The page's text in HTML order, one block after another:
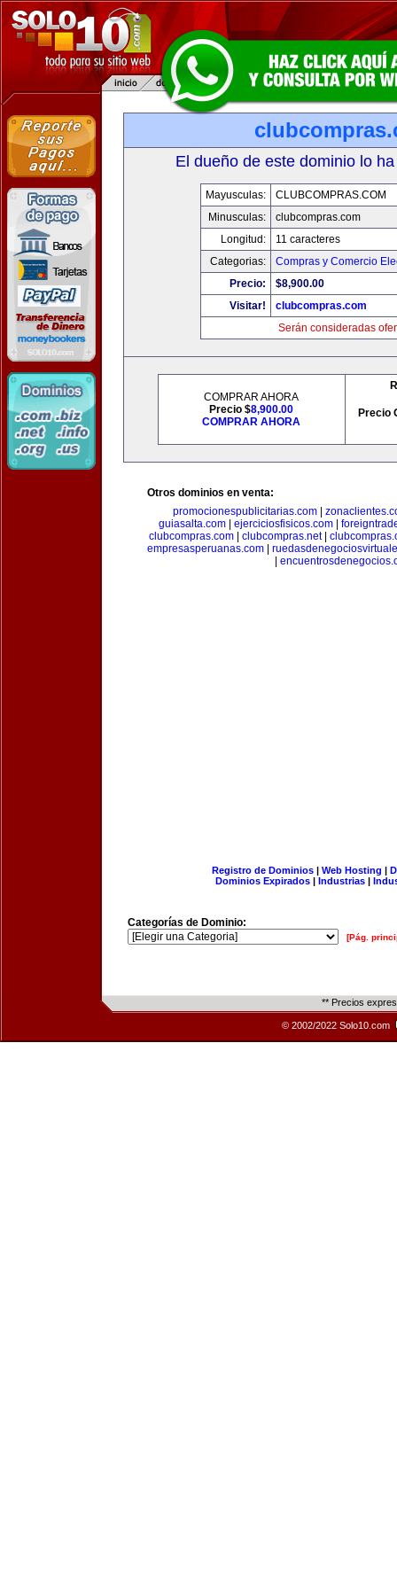
El dueño de este dominio lo
Mayusculas:
CLUBCOMPRAS.COM
Minusculas:
clubcompras.com
Longitud:
11 caracteres
Categorias:
Compras y Comercio
Precio:
$8,900.00
Visitar!
clubcompras.com
Serán consideradas
COMPRAR AHORA
Precio $8,900.00
COMPRAR AHORA
Precio
Otros dominios en venta:
promocionespublicitarias.com|
guiasalta.com
ejerciciosfisicos.com
clubcompras.com| clubcompras.net|
empresasperuanas.com
Registro de Dominios| Web Hosting |
Dominios Expirados | Industrias |
Categorías de Dominio:
[Pág.
** Precios
© 2002/2022 Solo10.com